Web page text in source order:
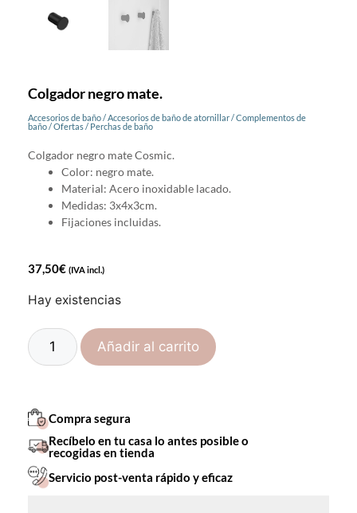
Colgador negro mate.
Accesorios de baño/Accesorios de baño de atornillar/Complementos de
baño/Ofertas/ Perchas de baño
Colgador negro mate Cosmic.
Color: negro mate.
Material: Acero inoxidable lacado.
Medidas: 3x4x3cm.
Fijaciones incluidas.
37,50€ (IVA incl.)
Hay existencias
Añadir al carrito
Compra segura
Recíbelo en tu casa lo antes posible o
recogidas en tienda
Servicio post-venta rápido y eficaz